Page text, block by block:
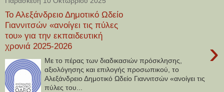
Το Αλεξάνδρειο Δημοτικό Ωδείο
Γιαννιτσών «ανοίγει τις πύλες
του» για την εκπαιδευτική
χρονιά 2025-2026
›
Με το πέρας των διαδικασιών πρόσκλησης,
αξιολόγησης και επιλογής προσωπικού, το
Αλεξάνδρειο Δημοτικό Ωδείο Γιαννιτσών «ανοίγει τις
πύλες του...